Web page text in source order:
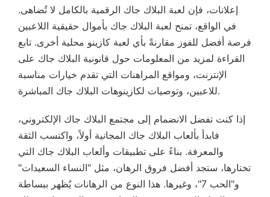
إعلانات، فإن لعبة البلاك جاك الرقمية بالكامل لا تُضاهى.
في الواقع، تمنح لعبة البلاك جاك بأموال حقيقية اللاعبين
فرصة أفضل للفوز مقارنةً بأي لعبة كازينو محلية أخرى. تابع
القراءة لمزيد من المعلومات حول قانونية البلاك جاك على
الإنترنت، ومواقع المراهنات التي تقدم خيارات مناسبة
للاعبين، وتوصيات لكازينوهات البلاك جاك المباشرة.
إذا كنت تفضل الانضمام إلى مجتمع البلاك جاك الإلكتروني،
فابدأ بألعاب البلاك جاك المجانية أولاً، واكتسب الثقة
والمعرفة. بناءً على تطبيقات وألعاب البلاك جاك التي
تختارها، ستجد أفضل فروق الرهان، مثل "النساء السعيدات"
و"الحب 7"، وغيرها. هذا النوع من الرهانات يُظهر ببساطة